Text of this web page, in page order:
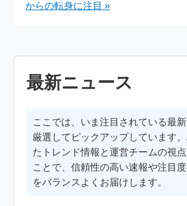
からの転身に注目 »
最新ニュース
ここでは、いま注目されている最
厳選してピックアップしています
たトレンド情報と運営チームの視
ことで、信頼性の高い速報や注目
をバランスよくお届けします。